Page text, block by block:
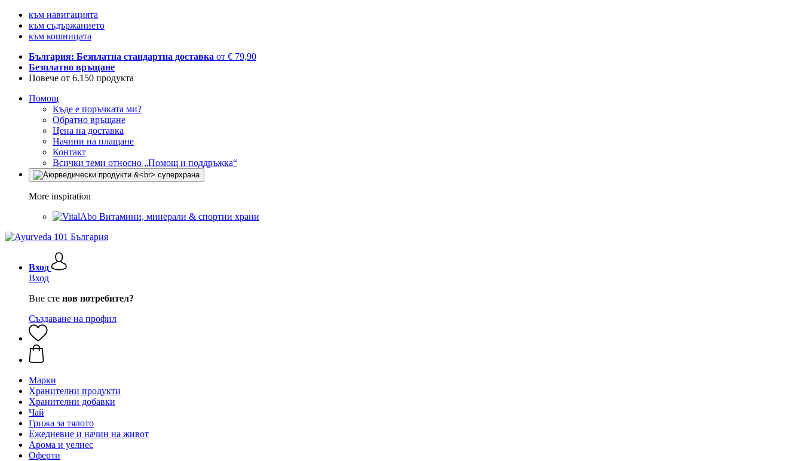
към навигацията
към съдържанието
към кошницата
България: Безплатна стандартна доставка от € 79,90
Безплатно връщане
Повече от 6.150 продукта
Помощ
Къде е поръчката ми?
Обратно връщане
Цена на доставка
Начини на плащане
Контакт
Всички теми относно „Помощ и поддръжка“
More inspiration
Витамини, минерали & спортни храни
Вход
Вход
Вие сте нов потребител?
Създаване на профил
Марки
Хранителни продукти
Хранителни добавки
Чай
Грижа за тялото
Ежедневие и начин на живот
Арома и уелнес
Оферти